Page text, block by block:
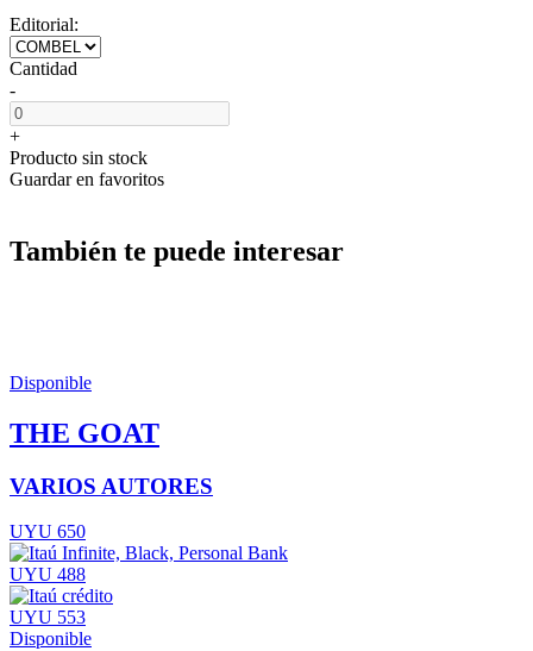
Editorial:
Cantidad
-
+
Producto sin stock
Guardar en favoritos
También te puede interesar
Disponible
THE GOAT
VARIOS AUTORES
UYU 650
UYU 488
UYU 553
Disponible